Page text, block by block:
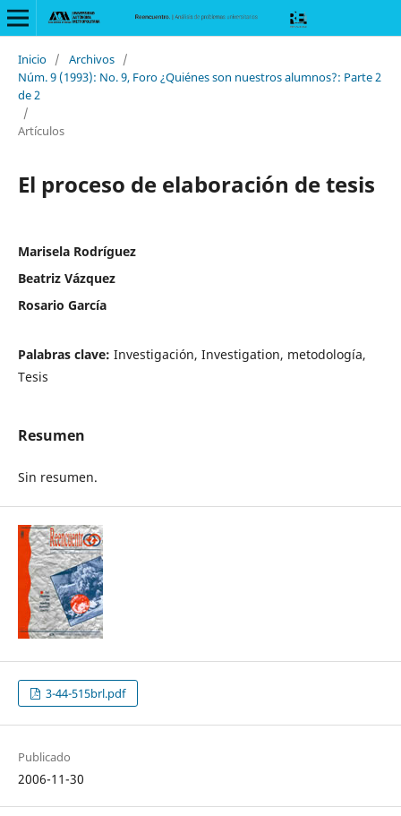
Inicio / Archivos /
Núm. 9 (1993): No. 9, Foro ¿Quiénes son nuestros alumnos?: Parte 2
de 2
/
Artículos
El proceso de elaboración de tesis
Marisela Rodríguez
Beatriz Vázquez
Rosario García
Palabras clave: Investigación, Investigation, metodología,
Tesis
Resumen
Sin resumen.
3-44-515brl.pdf
Publicado
2006-11-30